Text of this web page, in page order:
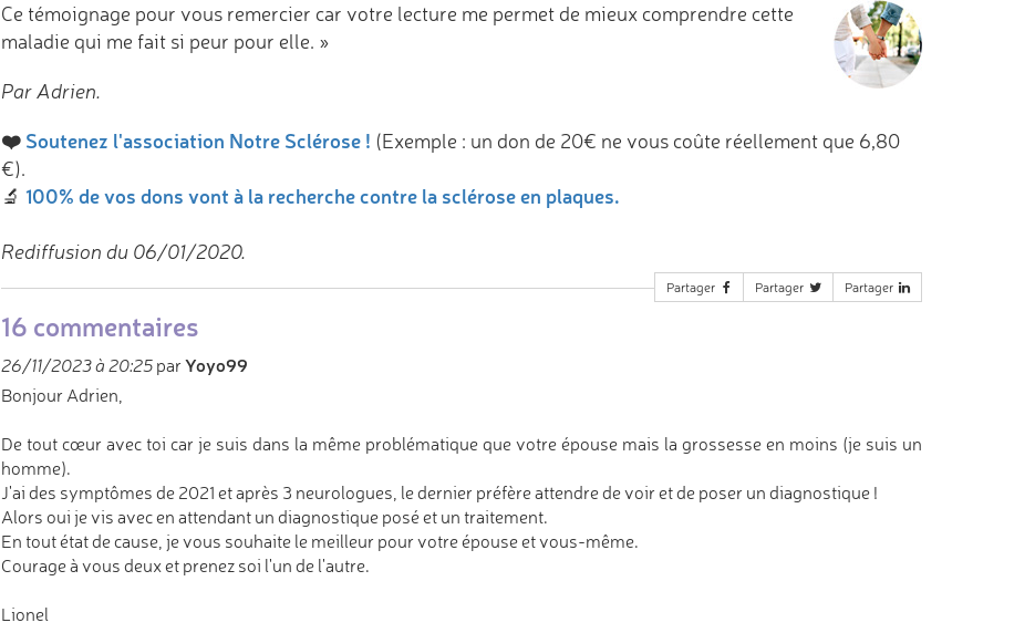
Ce témoignage pour vous remercier car votre lecture me permet de mieux comprendre cette
maladie qui me fait si peur pour elle. »
Par Adrien.
❤️ Soutenez l'association Notre Sclérose ! (Exemple : un don de 20€ ne vous coûte réellement que 6,80
€).
🔬 100% de vos dons vont à la recherche contre la sclérose en plaques.
Rediffusion du 06/01/2020.
Partager Partager Partager
16 commentaires
26/11/2023 à 20:25par Yoyo99
Bonjour Adrien,
De tout cœur avec toi car je suis dans la même problématique que votre épouse mais la grossesse en moins (je suis un
homme).
J'ai des symptômes de 2021 et après 3 neurologues, le dernier préfère attendre de voir et de poser un diagnostique !
Alors oui je vis avec en attendant un diagnostique posé et un traitement.
En tout état de cause, je vous souhaite le meilleur pour votre épouse et vous-même.
Courage à vous deux et prenez soi l'un de l'autre.
Lionel